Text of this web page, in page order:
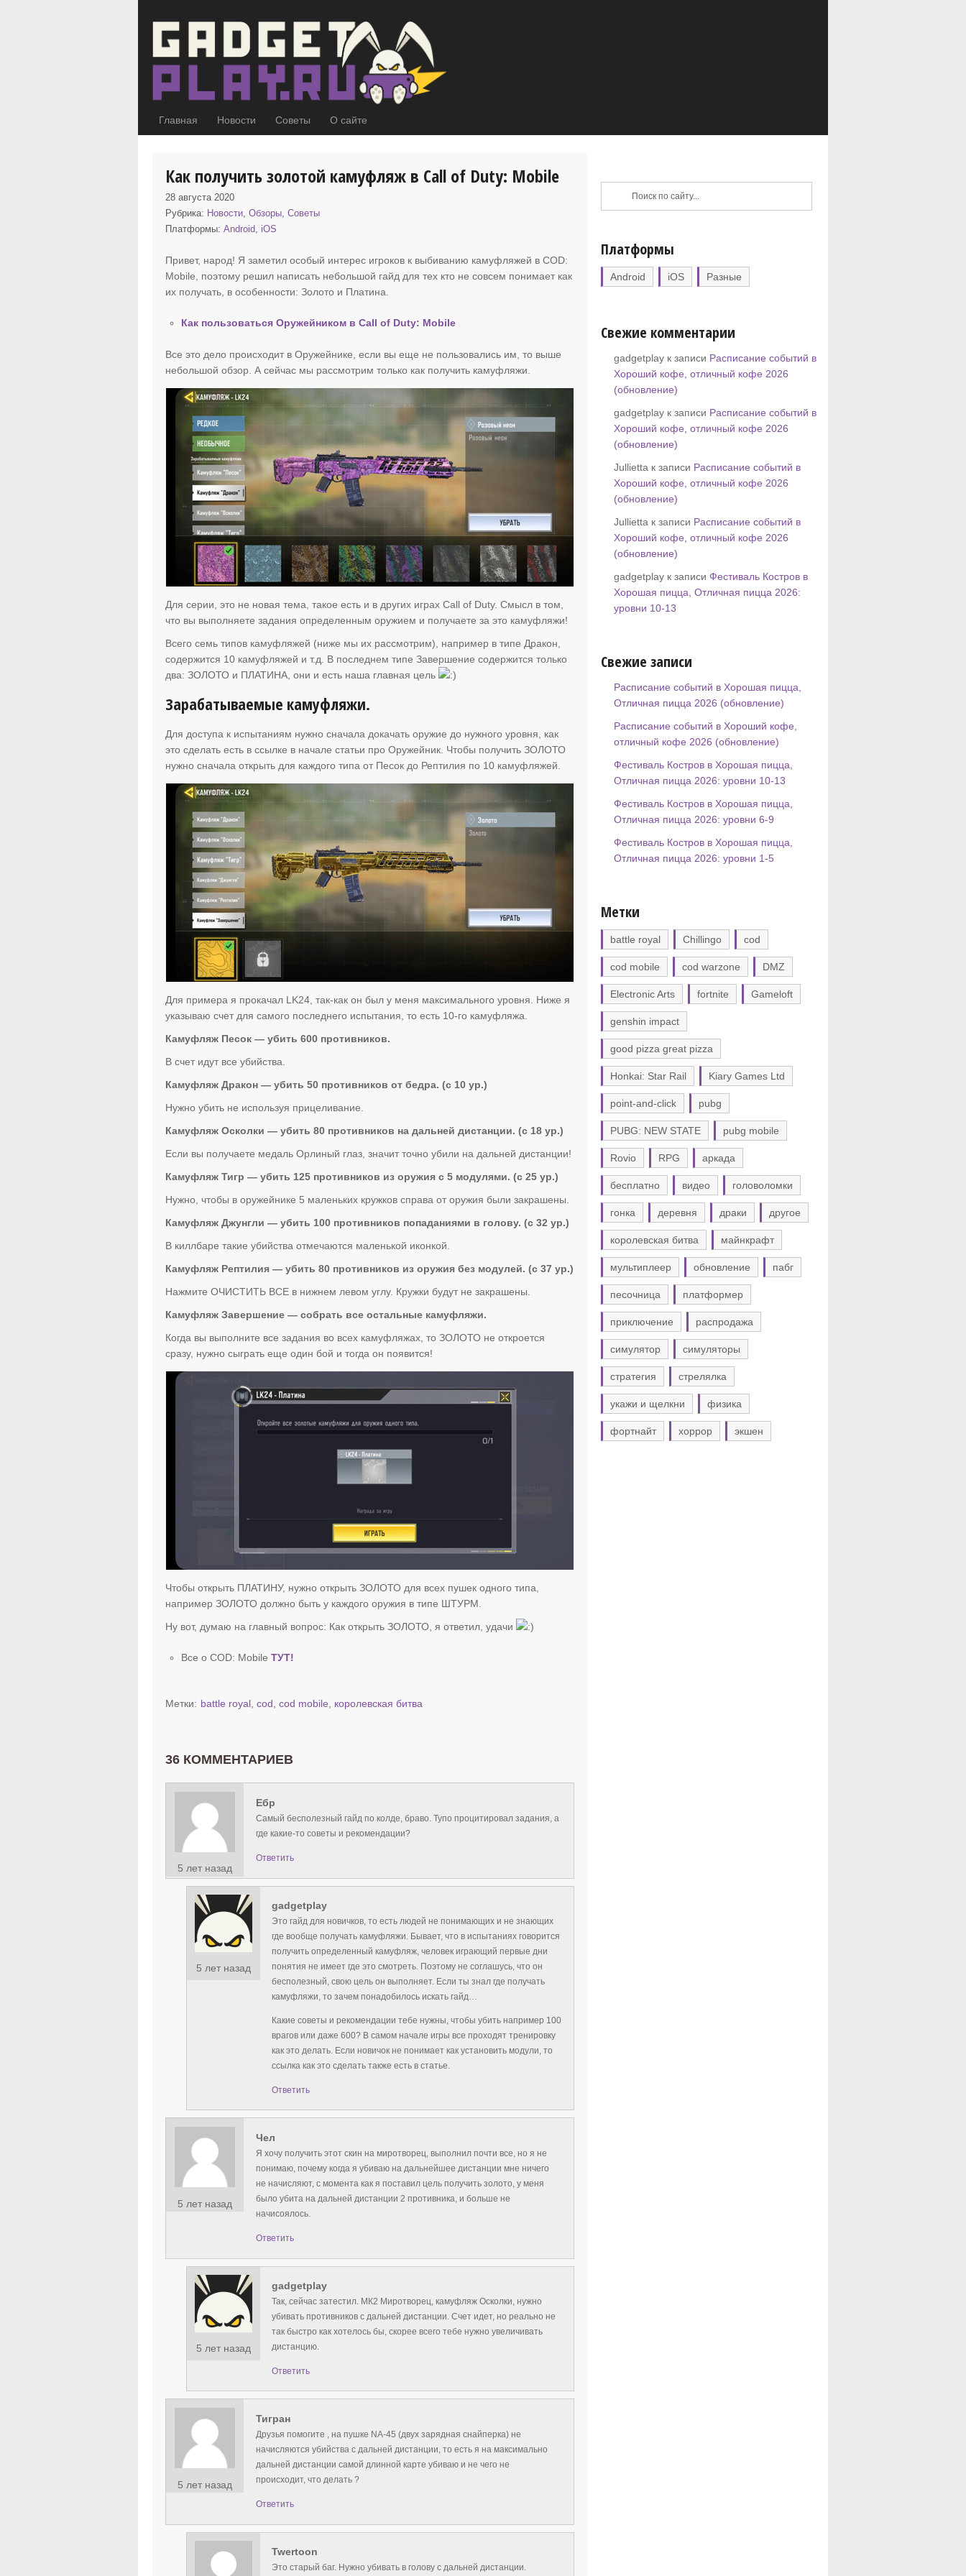
Главная Новости Советы О сайте
Как получить золотой камуфляж в Call of Duty: Mobile
28 августа 2020
Рубрика: Новости,Обзоры,Советы
Платформы:Android, iOS
Привет, народ! Я заметил особый интерес игроков к выбиванию камуфляжей в COD:
Mobile, поэтому решил написать небольшой гайд для тех кто не совсем понимает как
их получать, в особенности: Золото и Платина.
Как пользоваться Оружейником в Call of Duty: Mobile
Все это дело происходит в Оружейнике, если вы еще не пользовались им, то выше
небольшой обзор. А сейчас мы рассмотрим только как получить камуфляжи.
Для серии, это не новая тема, такое есть и в других играх Call of Duty. Смысл в том,
что вы выполняете задания определенным оружием и получаете за это камуфляжи!
Всего семь типов камуфляжей (ниже мы их рассмотрим), например в типе Дракон,
содержится 10 камуфляжей и т.д. В последнем типе Завершение содержится только
два: ЗОЛОТО и ПЛАТИНА, они и есть наша главная цель
Зарабатываемые камуфляжи.
Для доступа к испытаниям нужно сначала докачать оружие до нужного уровня, как
это сделать есть в ссылке в начале статьи про Оружейник. Чтобы получить ЗОЛОТО
нужно сначала открыть для каждого типа от Песок до Рептилия по 10 камуфляжей.
Для примера я прокачал LK24, так-как он был у меня максимального уровня. Ниже я
указываю счет для самого последнего испытания, то есть 10-го камуфляжа.
Камуфляж Песок — убить 600 противников.
В счет идут все убийства.
Камуфляж Дракон — убить 50 противников от бедра. (с 10 ур.)
Нужно убить не используя прицеливание.
Камуфляж Осколки — убить 80 противников на дальней дистанции. (с 18 ур.)
Если вы получаете медаль Орлиный глаз, значит точно убили на дальней дистанции!
Камуфляж Тигр — убить 125 противников из оружия с 5 модулями. (с 25 ур.)
Нужно, чтобы в оружейнике 5 маленьких кружков справа от оружия были закрашены.
Камуфляж Джунгли — убить 100 противников попаданиями в голову. (с 32 ур.)
В киллбаре такие убийства отмечаются маленькой иконкой.
Камуфляж Рептилия — убить 80 противников из оружия без модулей. (с 37 ур.)
Нажмите ОЧИСТИТЬ ВСЕ в нижнем левом углу. Кружки будут не закрашены.
Камуфляж Завершение — собрать все остальные камуфляжи.
Когда вы выполните все задания во всех камуфляжах, то ЗОЛОТО не откроется
сразу, нужно сыграть еще один бой и тогда он появится!
Чтобы открыть ПЛАТИНУ, нужно открыть ЗОЛОТО для всех пушек одного типа,
например ЗОЛОТО должно быть у каждого оружия в типе ШТУРМ.
Ну вот, думаю на главный вопрос: Как открыть ЗОЛОТО, я ответил, удачи
Все о COD: MobileТУТ!
Метки: battle royal ,cod ,cod mobile королевская битва
36 КОММЕНТАРИЕВ
5 лет назад
Ебр
Самый бесполезный гайд по колде, браво. Тупо процитировал задания, а
где какие-то советы и рекомендации?
Ответить
5 лет назад
gadgetplay
Это гайд для новичков, то есть людей не понимающих и не знающих
где вообще получать камуфляжи. Бывает, что в испытаниях говорится
получить определенный камуфляж, человек играющий первые дни
понятия не имеет где это смотреть. Поэтому не соглашусь, что он
бесполезный, свою цель он выполняет. Если ты знал где получать
камуфляжи, то зачем понадобилось искать гайд…
Какие советы и рекомендации тебе нужны, чтобы убить например 100
врагов или даже 600? В самом начале игры все проходят тренировку
как это делать. Если новичок не понимает как установить модули, то
ссылка как это сделать также есть в статье.
Ответить
5 лет назад
Чел
Я хочу получить этот скин на миротворец, выполнил почти все, но я не
понимаю, почему когда я убиваю на дальнейшее дистанции мне ничего
не начисляют, с момента как я поставил цель получить золото, у меня
было убита на дальней дистанции 2 противника, и больше не
начисоялось.
Ответить
5 лет назад
gadgetplay
Так, сейчас затестил. МК2 Миротворец, камуфляж Осколки, нужно
убивать противников с дальней дистанции. Счет идет, но реально не
так быстро как хотелось бы, скорее всего тебе нужно увеличивать
дистанцию.
Ответить
5 лет назад
Тигран
Друзья помогите , на пушке NA-45 (двух зарядная снайперка) не
начисляются убийства с дальней дистанции, то есть я на максимально
дальней дистанции самой длинной карте убиваю и не чего не
происходит, что делать ?
Ответить
Twertoon
Это старый баг. Нужно убивать в голову с дальней дистанции.
Платформы
Android iOS Разные
Свежие комментарии
gadgetplay к записи Расписание событий в
Хороший кофе, отличный кофе 2026
(обновление)
gadgetplay к записи Расписание событий в
Хороший кофе, отличный кофе 2026
(обновление)
Jullietta к записи Расписание событий в
Хороший кофе, отличный кофе 2026
(обновление)
Jullietta к записи Расписание событий в
Хороший кофе, отличный кофе 2026
(обновление)
gadgetplay к записи Фестиваль Костров в
Хорошая пицца, Отличная пицца 2026:
уровни 10-13
Свежие записи
Расписание событий в Хорошая пицца,
Отличная пицца 2026 (обновление)
Расписание событий в Хороший кофе,
отличный кофе 2026 (обновление)
Фестиваль Костров в Хорошая пицца,
Отличная пицца 2026: уровни 10-13
Фестиваль Костров в Хорошая пицца,
Отличная пицца 2026: уровни 6-9
Фестиваль Костров в Хорошая пицца,
Отличная пицца 2026: уровни 1-5
Метки
battle royal Chillingo cod
cod mobile cod warzone DMZ
Electronic Arts fortnite Gameloft
genshin impact
good pizza great pizza
Honkai: Star Rail Kiary Games Ltd
point-and-click pubg
PUBG: NEW STATE pubg mobile
Rovio RPG аркада
бесплатно видео головоломки
гонка деревня драки другое
королевская битва майнкрафт
мультиплеер обновление пабг
песочница платформер
приключение распродажа
симулятор симуляторы
стратегия стрелялка
укажи и щелкни физика
фортнайт хоррор экшен